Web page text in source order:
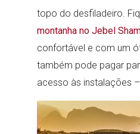
topo do desfiladeiro.
montanha no Jebel
confortável e com um
também pode pagar
acesso às instalações